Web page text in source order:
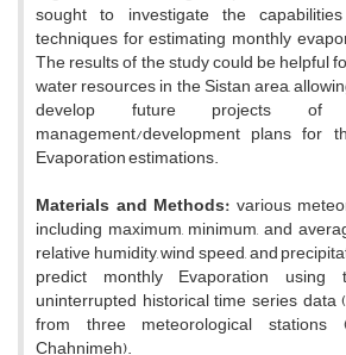
sought to investigate the
techniques for estimating monthly
The results of the study could be helpful
water resources in the Sistan area,
develop future projects of
management/development plans for
Evaporation estimations.
Materials and Methods: various
including maximum, minimum, and
relative humidity, wind speed, and
predict monthly Evaporation using
uninterrupted historical time series data
from three meteorological stations